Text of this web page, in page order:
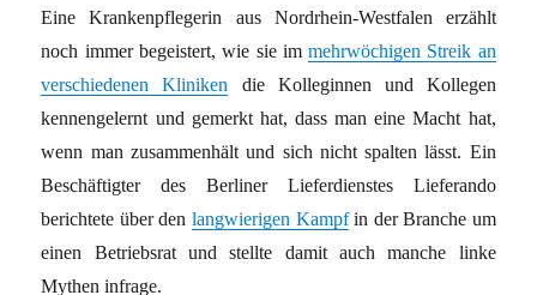
Eine Krankenpflegerin aus Nordrhein-Westfalen erzählt
noch immer begeistert, wie sie immehrwöchigen Streik an
verschiedenen Kliniken die Kolleginnen und Kollegen
kennengelernt und gemerkt hat, dass man eine Macht hat,
wenn man zusammenhält und sich nicht spalten lässt. Ein
Beschäftigter des Berliner Lieferdienstes Lieferando
berichtete über den langwierigen Kampfin der Branche um
einen Betriebsrat und stellte damit auch manche linke
Mythen infrage.